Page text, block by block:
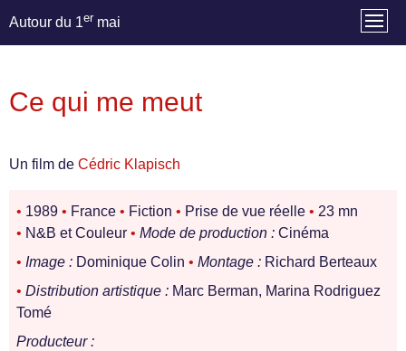
Autour du 1er mai
Ce qui me meut
Un film de Cédric Klapisch
• 1989 • France • Fiction • Prise de vue réelle • 23 mn
• N&B et Couleur • Mode de production : Cinéma
• Image : Dominique Colin • Montage : Richard Berteaux
• Distribution artistique : Marc Berman, Marina Rodriguez
Tomé
Producteur :